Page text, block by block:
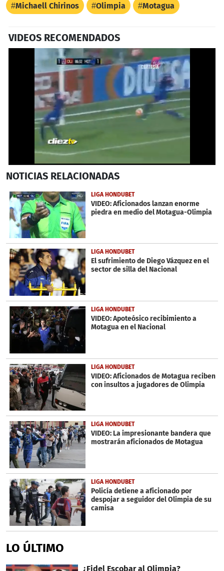
Michaell Chirinos Olimpia Motagua
VIDEOS RECOMENDADOS
seconds
22
seconds
NOTICIAS RELACIONADAS
LIGA HONDUBET
VIDEO: Aficionados lanzan enorme
piedra en medio del Motagua-Olimpia
LIGA HONDUBET
El sufrimiento de Diego Vázquez en el
sector de silla del Nacional
LIGA HONDUBET
VIDEO: Apoteósico recibimiento a
Motagua en el Nacional
LIGA HONDUBET
VIDEO: Aficionados de Motagua reciben
con insultos a jugadores de Olimpia
LIGA HONDUBET
VIDEO: La impresionante bandera que
mostrarán aficionados de Motagua
LIGA HONDUBET
Policía detiene a aficionado por
despojar a seguidor del Olimpia de su
camisa
LO ÚLTIMO
¿Fidel Escobar al Olimpia?